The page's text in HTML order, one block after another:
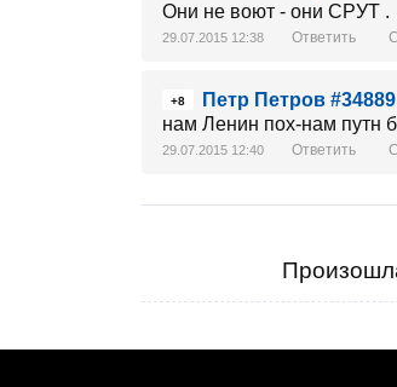
Они не воют - они СРУТ .
29.07.2015 12:38 Ответить
+8
Петр Петров #34889
нам Ленин пох-нам путн
29.07.2015 12:40 Ответить